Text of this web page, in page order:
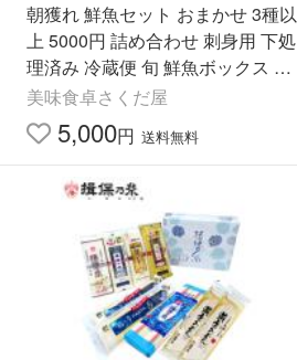
朝獲れ 鮮魚セット おまかせ 3種以
上 5000円 詰め合わせ 刺身用 下処
理済み 冷蔵便 旬 鮮魚ボックス 爆
買 お中元 ギフト
美味食卓さくだ屋
5,000円 送料無料